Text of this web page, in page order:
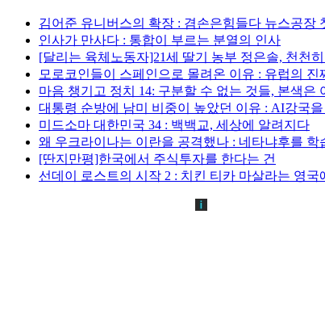
김어준 유니버스의 확장 : 겸손은힘들다 뉴스공장
인사가 만사다 : 통합이 부르는 분열의 인사
[달리는 육체노동자]21세 딸기 농부 정은솔, 천천
모로코인들이 스페인으로 몰려온 이유 : 유럽의 진
마음 챙기고 정치 14: 구분할 수 없는 것들, 본색은
대통령 순방에 남미 비중이 높았던 이유 : AI강국을
미드소마 대한민국 34 : 백백교, 세상에 알려지다
왜 우크라이나는 이란을 공격했나 : 네타냐후를 학
[딴지만평]한국에서 주식투자를 한다는 건
선데이 로스트의 시작 2 : 치킨 티카 마살라는 영국